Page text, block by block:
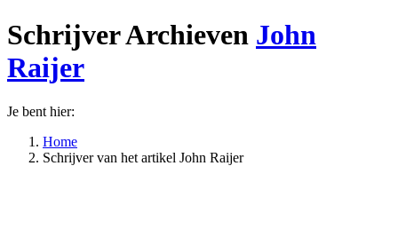
Schrijver Archieven John
Raijer
Je bent hier:
Home
Schrijver van het artikel John Raijer